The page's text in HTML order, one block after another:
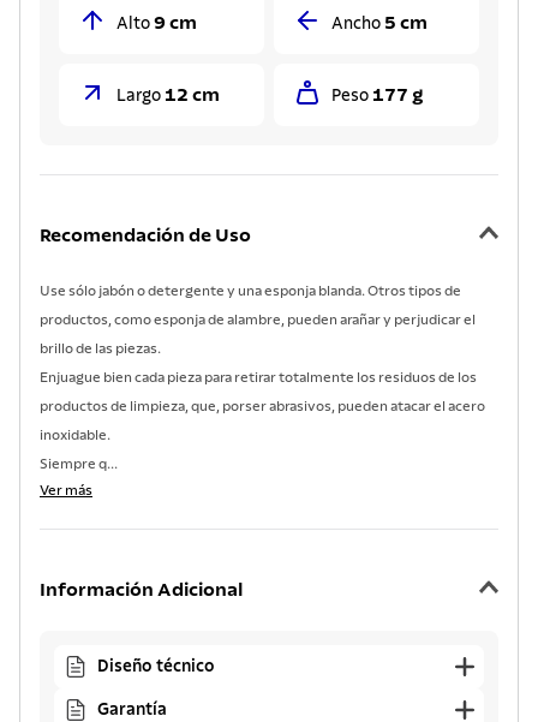
Alto 9 cm Ancho 5 cm
Largo 12 cm Peso 177 g
Recomendación de Uso
Use sólo jabón o detergente y una esponja blanda. Otros tipos de
productos, como esponja de alambre, pueden arañar y perjudicar el
brillo de las piezas.
Enjuague bien cada pieza para retirar totalmente los residuos de los
productos de limpieza, que, porser abrasivos, pueden atacar el acero
inoxidable.
Siempre q...
Ver más
Información Adicional
Diseño técnico
Garantía